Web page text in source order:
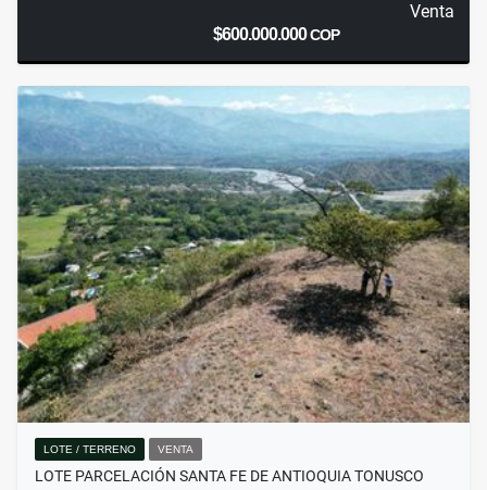
Venta
$600.000.000COP
LOTE / TERRENO VENTA
LOTE PARCELACIÓN SANTA FE DE ANTIOQUIA TONUSCO